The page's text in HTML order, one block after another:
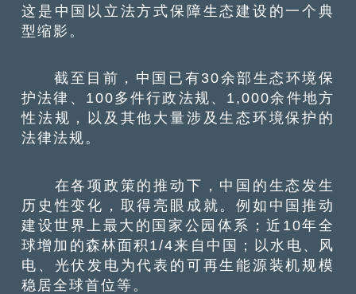
这是中国以立法方式保障生态建设的一个典
型缩影。
截至目前，中国已有30余部生态环境保
护法律、100多件行政法规、1,000余件地方
性法规，以及其他大量涉及生态环境保护的
法律法规。
在各项政策的推动下，中国的生态发生
历史性变化，取得亮眼成就。例如中国推动
建设世界上最大的国家公园体系；近10年全
球增加的森林面积1/4来自中国；以水电、风
电、光伏发电为代表的可再生能源装机规模
稳居全球首位等。